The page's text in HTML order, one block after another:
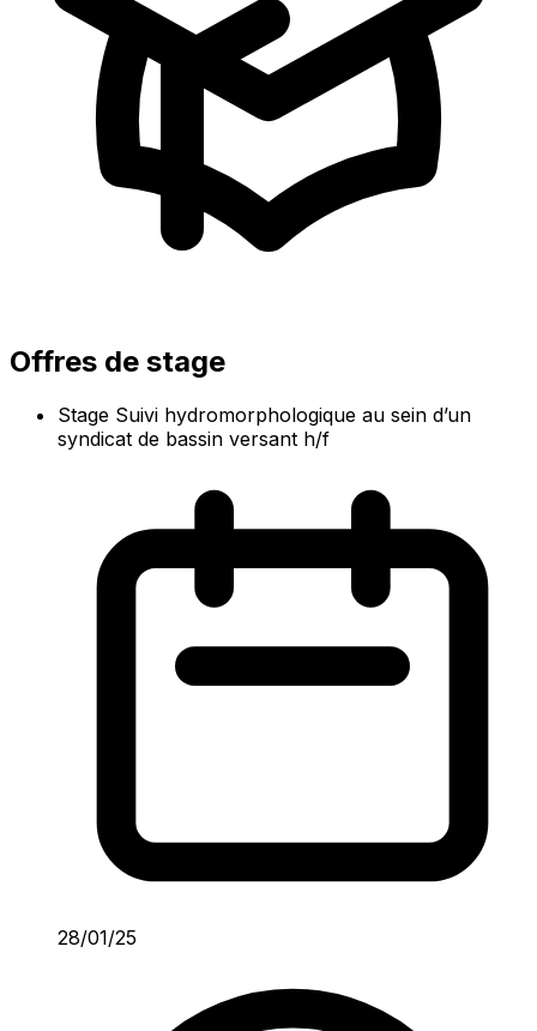
Offres de stage
Stage Suivi hydromorphologique au sein d’un
syndicat de bassin versant h/f
28/01/25